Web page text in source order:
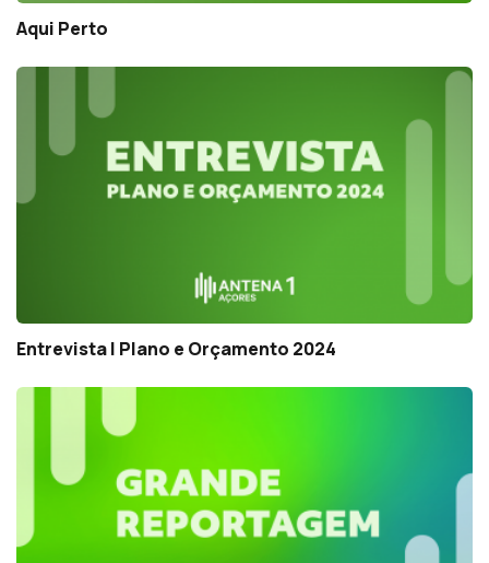
Aqui Perto
Entrevista | Plano e Orçamento 2024